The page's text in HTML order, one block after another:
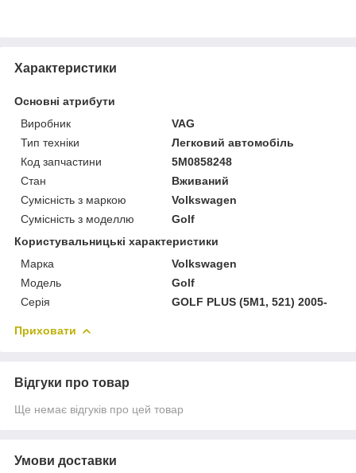
Характеристики
Основні атрибути
Виробник
VAG
Тип техніки
Легковий автомобіль
Код запчастини
5M0858248
Стан
Вживаний
Сумісність з маркою
Volkswagen
Сумісність з моделлю
Golf
Користувальницькі характеристики
Марка
Volkswagen
Модель
Golf
Серія
GOLF PLUS (5M1, 521) 2005-
Приховати
Відгуки про товар
Ще немає відгуків про цей товар
Умови доставки